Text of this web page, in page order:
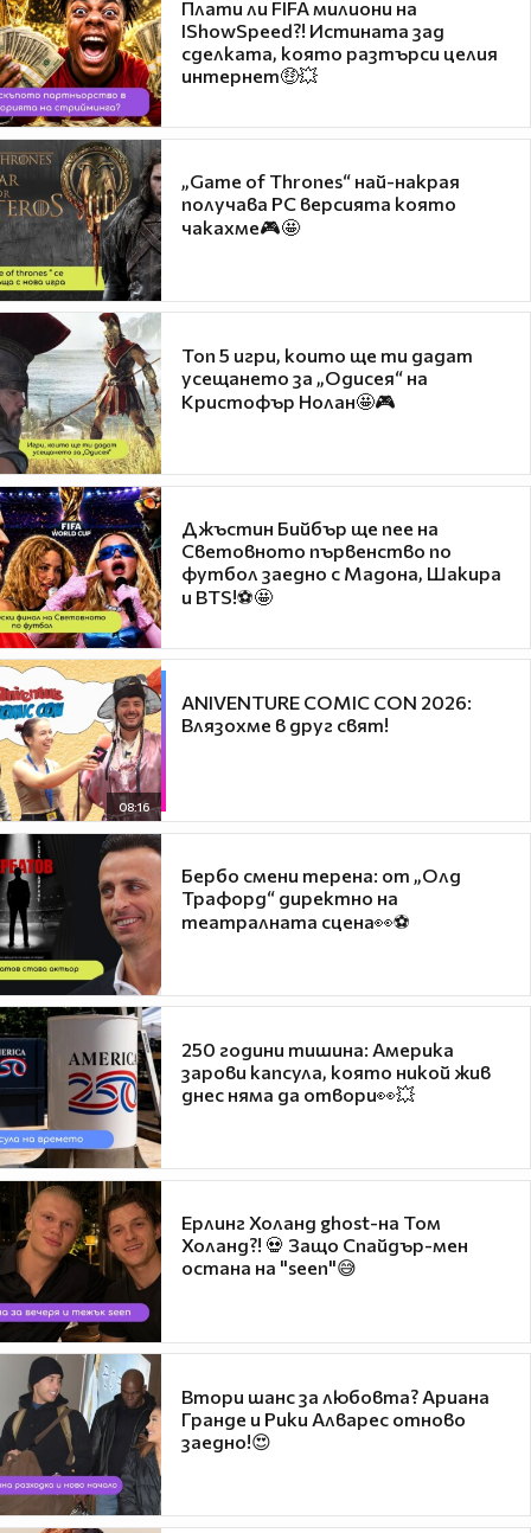
Плати ли FIFA милиони на
IShowSpeed?! Истината зад
сделката, която разтърси целия
интернет🤑💥
„Game of Thrones“ най-накрая
получава PC версията която
чакахме🎮🤩
Топ 5 игри, които ще ти дадат
усещането за „Одисея“ на
Кристофър Нолан🤩🎮
Джъстин Бийбър ще пее на
Световното първенство по
футбол заедно с Мадона, Шакира
и BTS!⚽🤩
08:16
ANIVENTURE COMIC CON 2026:
Влязохме в друг свят!
Бербо смени терена: от „Олд
Трафорд“ директно на
театралната сцена👀⚽
250 години тишина: Америка
зарови капсула, която никой жив
днес няма да отвори👀💥
Ерлинг Холанд ghost-на Том
Холанд?! 💀 Защо Спайдър-мен
остана на "seen"😅
Втори шанс за любовта? Ариана
Гранде и Рики Алварес отново
заедно!😍